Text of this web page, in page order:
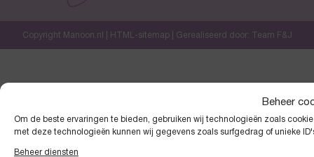
Beheer
Om de beste ervaringen te bieden, gebruiken wij technologieën zoals
met deze technologieën kunnen wij gegevens zoals surfgedrag of unieke
Beheer diensten
Copyright Manoon.nl | HTML-sitemap| Gerealiseerd door: Team F&J